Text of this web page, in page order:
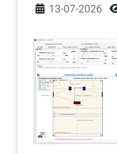
Detalles
13-07-2026